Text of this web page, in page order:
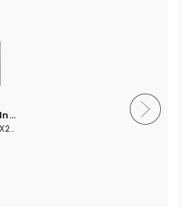
GARMIN GNX Wireless Instrumentpakke 43
gWind W2, GNX Wind, GNX20, GTD43, GST43